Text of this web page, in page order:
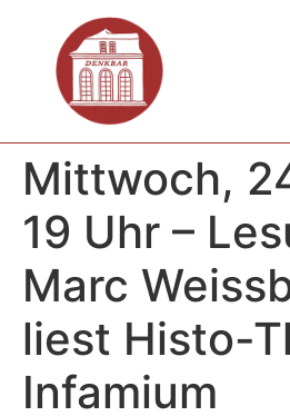
Mittwoch,
19 Uhr –
Marc
liest Histo-
Infamium